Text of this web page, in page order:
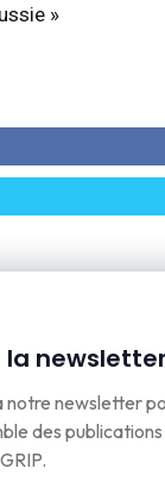
»
la
notre newsletter
des